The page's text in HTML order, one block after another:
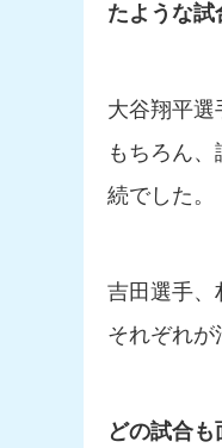
たような試
大谷翔平
もちろん
続でした。
吉田選手、
それぞれが
どの試合